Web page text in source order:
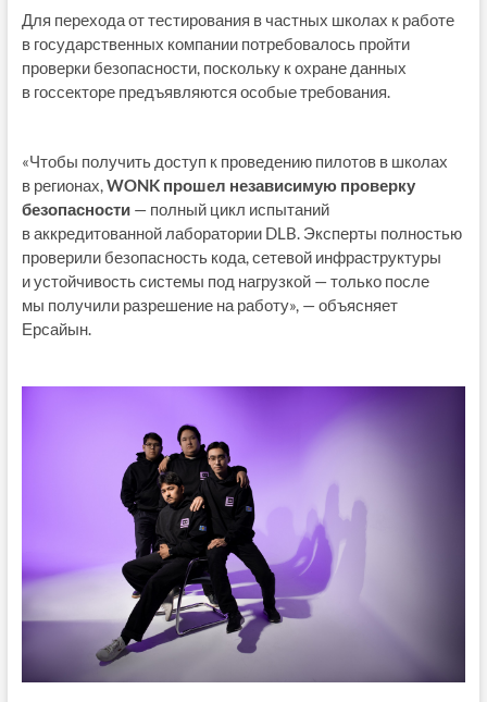
Для перехода от тестирования в частных школах к работе
в государственных компании потребовалось пройти
проверки безопасности, поскольку к охране данных
в госсекторе предъявляются особые требования.
«Чтобы получить доступ к проведению пилотов в школах
в регионах, WONK прошел независимую проверку
безопасности— полный цикл испытаний
в аккредитованной лаборатории DLB. Эксперты полностью
проверили безопасность кода, сетевой инфраструктуры
и устойчивость системы под нагрузкой — только после
мы получили разрешение на работу», — объясняет
Ерсайын.